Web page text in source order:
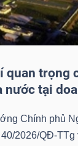
quan trọng
nước tại
Chính phủ
2026/QĐ-TTg
Chỉ số
Người liên